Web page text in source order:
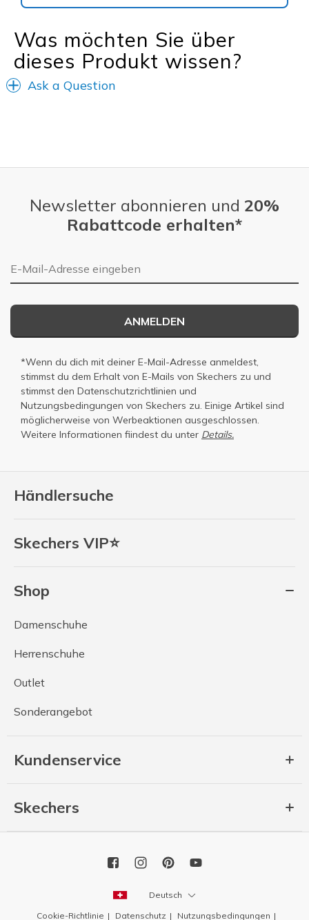
Was möchten Sie über
dieses Produkt wissen?
Ask a Question
Händlersuche
Skechers VIP⭐
Shop
Damenschuhe
Herrenschuhe
Outlet
Sonderangebot
Kundenservice
Skechers
Newsletter abonnieren und 20%
Rabattcode erhalten*
E-Mail-Adresse
ANMELDEN
*Wenn du dich mit deiner E-Mail-Adresse anmeldest,
stimmst du dem Erhalt von E-Mails von Skechers zu und
stimmst den Datenschutzrichtlinien und
Nutzungsbedingungen von Skechers zu. Einige Artikel sind
möglicherweise von Werbeaktionen ausgeschlossen.
Weitere Informationen fiindest du unter Details.
Deutsch
Cookie-Richtlinie Datenschutz Nutzungsbedingungen